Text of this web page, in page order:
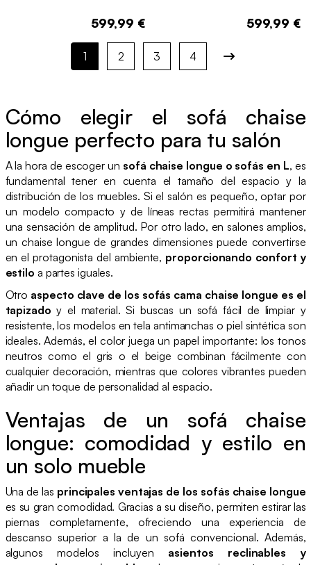
599,99 € 599,99 €
1 2 3 4
Cómo elegir el sofá chaise
longue perfecto para tu salón
A la hora de escoger un sofá chaise longue o sofás en L, es
fundamental tener en cuenta el tamaño del espacio y la
distribución de los muebles. Si el salón es pequeño, optar por
un modelo compacto y de líneas rectas permitirá mantener
una sensación de amplitud. Por otro lado, en salones amplios,
un chaise longue de grandes dimensiones puede convertirse
en el protagonista del ambiente, proporcionando confort y
estilo a partes iguales.
Otro aspecto clave de los sofás cama chaise longue es el
tapizadoy el material. Si buscas un sofá fácil de limpiar y
resistente, los modelos en tela antimanchas o piel sintética son
ideales. Además, el color juega un papel importante: los tonos
neutros como el gris o el beige combinan fácilmente con
cualquier decoración, mientras que colores vibrantes pueden
añadir un toque de personalidad al espacio.
Ventajas de un sofá chaise
longue: comodidad y estilo en
un solo mueble
Una de las principales ventajas de los sofás chaise longue
es su gran comodidad. Gracias a su diseño, permiten estirar las
piernas completamente, ofreciendo una experiencia de
descanso superior a la de un sofá convencional. Además,
algunos modelos incluyen asientos reclinables y